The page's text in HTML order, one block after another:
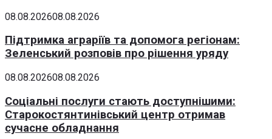
08.08.202608.08.2026
Підтримка аграріїв та допомога регіонам:
Зеленський розповів про рішення уряду
08.08.202608.08.2026
Соціальні послуги стають доступнішими:
Старокостянтинівський центр отримав
сучасне обладнання